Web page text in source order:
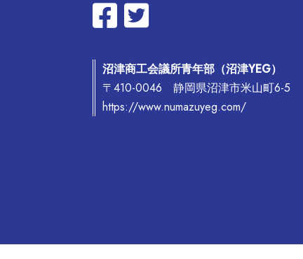
沼津商工会議所青年部（沼津YEG）
〒410-0046 静岡県沼津市米山町6-5
https://www.numazuyeg.com/